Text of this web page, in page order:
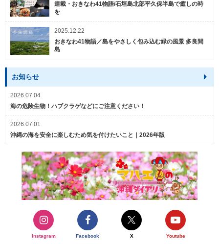
連載・おきなわ41物語/石垣島北部平久保半島で癒しの時
を
2025.12.22
おきなわ41物語／島をやさしく包み込む緑の風景 多良間
島
お知らせ
2026.07.04
海の危険生物！ハブクラゲなどにご注意ください！
2026.07.01
沖縄の海を安全に楽しむため気を付けたいこと｜2026年版
Instagram Facebook X Youtube